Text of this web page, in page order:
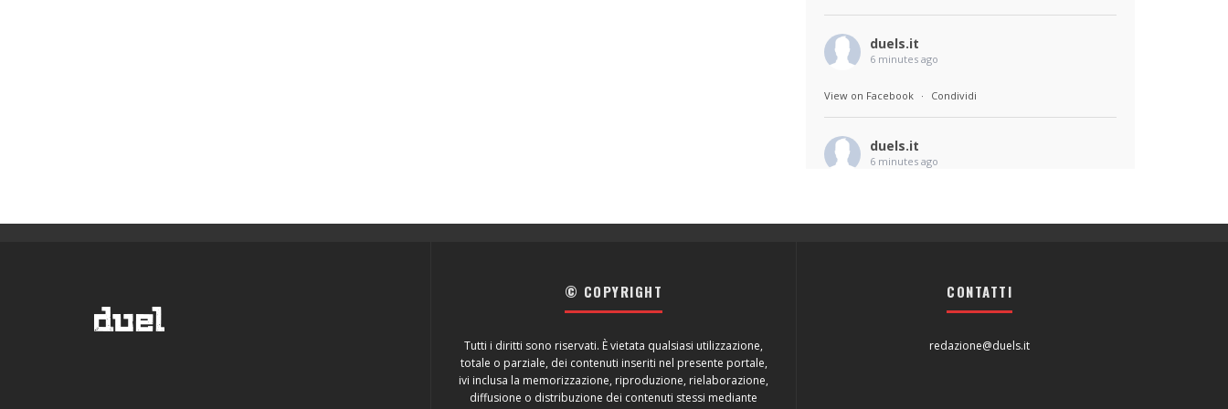
duels.it
6 minutes ago
View on Facebook · Condividi
duels.it
6 minutes ago
© COPYRIGHT
Tutti i diritti sono riservati. È vietata qualsiasi utilizzazione,
totale o parziale, dei contenuti inseriti nel presente portale,
ivi inclusa la memorizzazione, riproduzione, rielaborazione,
diffusione o distribuzione dei contenuti stessi mediante
CONTATTI
redazione@duels.it